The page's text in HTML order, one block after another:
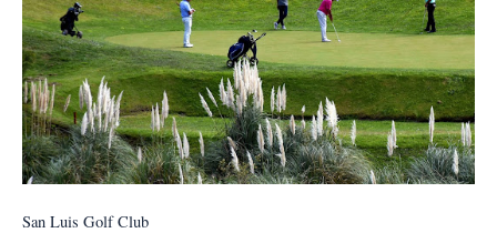
San Luis Golf Club